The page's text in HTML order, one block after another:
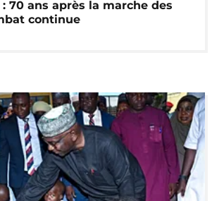
70 ans après la marche des
continue